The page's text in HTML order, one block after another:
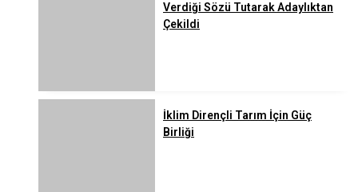
Verdiği Sözü Tutarak Adaylıktan
Çekildi
İklim Dirençli Tarım İçin Güç
Birliği